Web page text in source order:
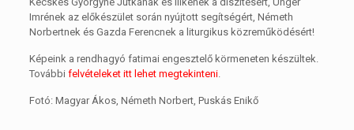
Imrének az előkészület során nyújtott segítségért, Németh
Norbertnek és Gazda Ferencnek a liturgikus közreműködésért!
Képeink a rendhagyó fatimai engesztelő körmeneten készültek.
További felvételeket itt lehet megtekinteni.
Fotó: Magyar Ákos, Németh Norbert, Puskás Enikő